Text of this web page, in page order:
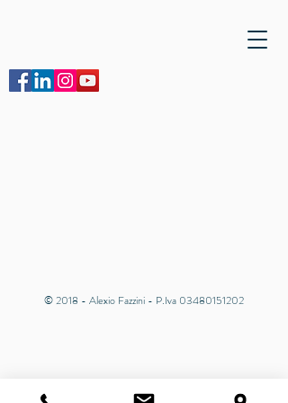
© 2018 - Alexio Fazzini - P.Iva 03480151202